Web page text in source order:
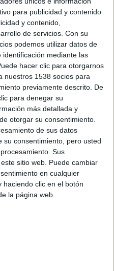
para publicidad y contenido
y contenido,
de servicios. Con su
podemos utilizar datos de
mediante las
hacer clic para otorgarnos
nuestros 1538 socios para
previamente descrito. De
para denegar su
más detallada y
otorgar su consentimiento.
de sus datos
su consentimiento, pero usted
Sus
sitio web. Puede cambiar
en cualquier
haciendo clic en el botón
la página web.
al público al salvaje
encabeza una
es de este mundo.
desconocido (Craig) sin
en el desierto con la
pista de su historia es
una de sus muñecas. Lo
Absolution no recibe con
se mueve por sus calles
coronel Dolarhyde
el terror.
experimentar un terror
al ser atacado el pueblo
Descendiendo